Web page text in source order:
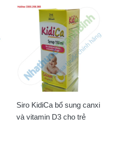
Siro KidiCa bổ sung canxi
và vitamin D3 cho trẻ